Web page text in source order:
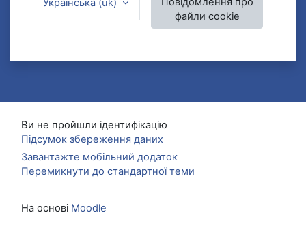
Українська ‎(uk)‎
файли cookie
Ви не пройшли ідентифікацію
Підсумок збереження даних
Завантажте мобільний додаток
Перемикнути до стандартної теми
На основі Moodle